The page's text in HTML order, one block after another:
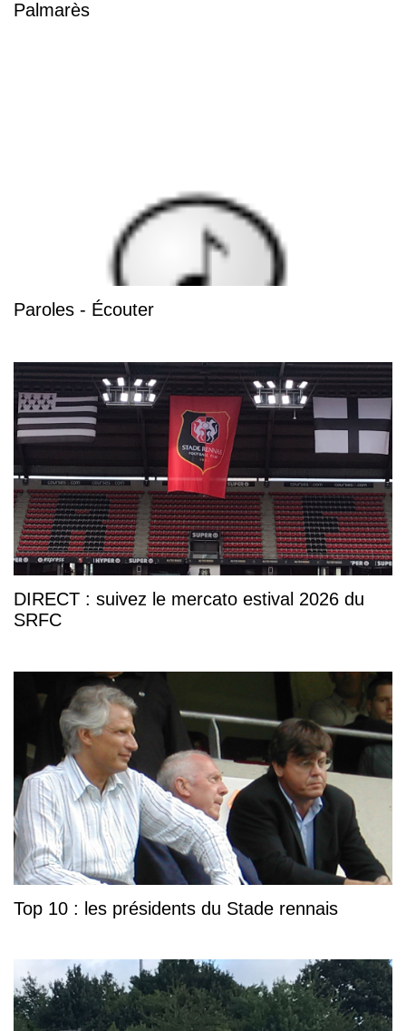
Palmarès
Paroles - Écouter
DIRECT : suivez le mercato estival 2026 du
SRFC
Top 10 : les présidents du Stade rennais